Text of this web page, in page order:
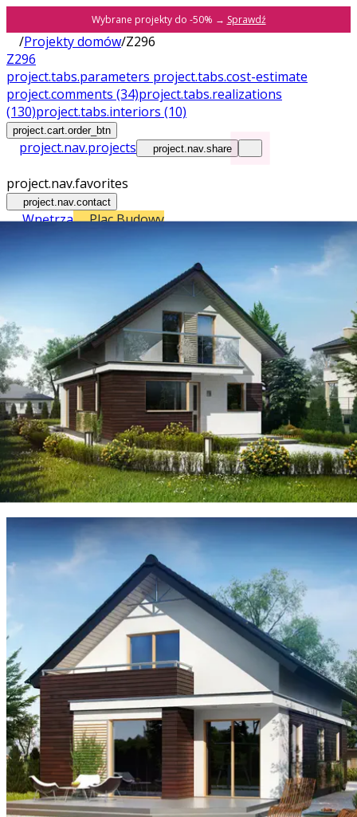
Wybrane projekty do -50% → Sprawdź
/Projekty domów/Z296
Z296
project.tabs.parameters project.tabs.cost-estimate
project.comments (34)project.tabs.realizations
(130)project.tabs.interiors (10)
project.cart.order_btn
project.nav.projects project.nav.share
project.nav.favorites
project.nav.contact
Wnętrza Plac Budowy